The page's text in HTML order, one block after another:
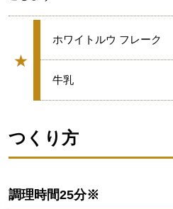
★
グループ
★
ホワイトルウ フレーク
★
牛乳
つくり方
調理時間25分※